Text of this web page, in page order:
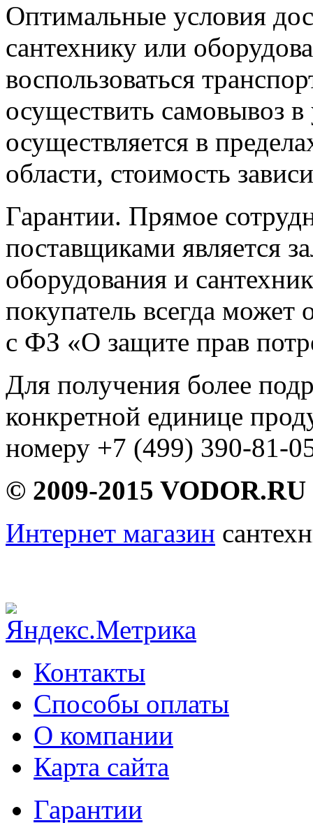
Оптимальные условия
сантехнику или
воспользоваться
осуществить самовывоз
осуществляется в
области, стоимость
Гарантии. Прямое
поставщиками является
оборудования и
покупатель всегда может
с ФЗ «О защите прав
Для получения более
конкретной единице
номеру +7 (499) 390-81-
© 2009-2015 VODOR.RU
Интернет магазин
Контакты
Способы оплаты
О компании
Карта сайта
Гарантии